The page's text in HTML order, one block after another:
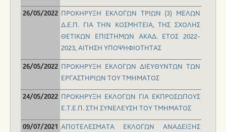
26/05/2022 ΠΡΟΚΗΡΥΞΗ ΕΚΛΟΓΩΝ ΤΡΙΩΝ (3) ΜΕΛΩΝ
Δ.Ε.Π. ΓΙΑ ΤΗΝ ΚΟΣΜΗΤΕΙΑ, ΤΗΣ ΣΧΟΛΗΣ
ΘΕΤΙΚΩΝ ΕΠΙΣΤΗΜΩΝ ΑΚΑΔ. ΕΤΟΣ 2022-
2023,ΑΙΤΗΣΗ ΥΠΟΨΗΦΙΟΤΗΤΑΣ
26/05/2022 ΠΡΟΚΗΡΥΞΗ ΕΚΛΟΓΩΝ ΔΙΕΥΘΥΝΤΩΝ ΤΩΝ
ΕΡΓΑΣΤΗΡΙΩΝ ΤΟΥ ΤΜΗΜΑΤΟΣ
24/05/2022 ΠΡΟΚΗΡΥΞΗ ΕΚΛΟΓΩΝ ΓΙΑ ΕΚΠΡΟΣΩΠΟΥΣ
Ε.Τ.Ε.Π. ΣΤΗ ΣΥΝΕΛΕΥΣΗ ΤΟΥ ΤΜΗΜΑΤΟΣ
09/07/2021
ΑΠΟΤΕΛΕΣΜΑΤΑ ΕΚΛΟΓΩΝ ΑΝΑΔΕΙΞΗΣ